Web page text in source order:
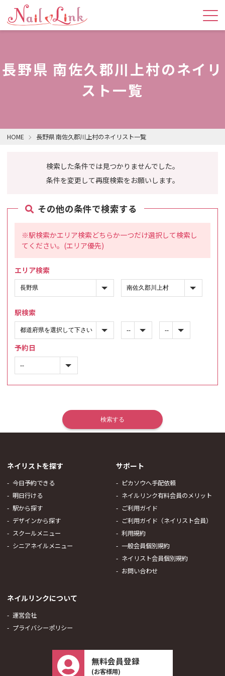
長野県 南佐久郡川上村のネイリ
スト一覧
HOME 長野県 南佐久郡川上村のネイリスト一覧
検索した条件では見つかりませんでした。
条件を変更して再度検索をお願いします。
その他の条件で検索する
※駅検索かエリア検索どちらか一つだけ選択して検索し
てください。(エリア優先)
エリア検索
駅検索
予約日
ネイリストを探す
今日予約できる
明日行ける
駅から探す
デザインから探す
スクールメニュー
シニアネイルメニュー
サポート
ピカソウへ手配依頼
ネイルリンク有料会員のメリット
ご利用ガイド
ご利用ガイド（ネイリスト会員）
利用規約
一般会員個別規約
ネイリスト会員個別規約
お問い合わせ
ネイルリンクについて
運営会社
プライバシーポリシー
無料会員登録
(お客様用)